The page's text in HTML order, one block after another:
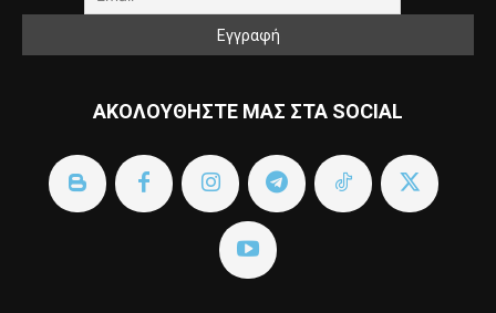
ΑΚΟΛΟΥΘΗΣΤΕ ΜΑΣ ΣΤΑ SOCIAL